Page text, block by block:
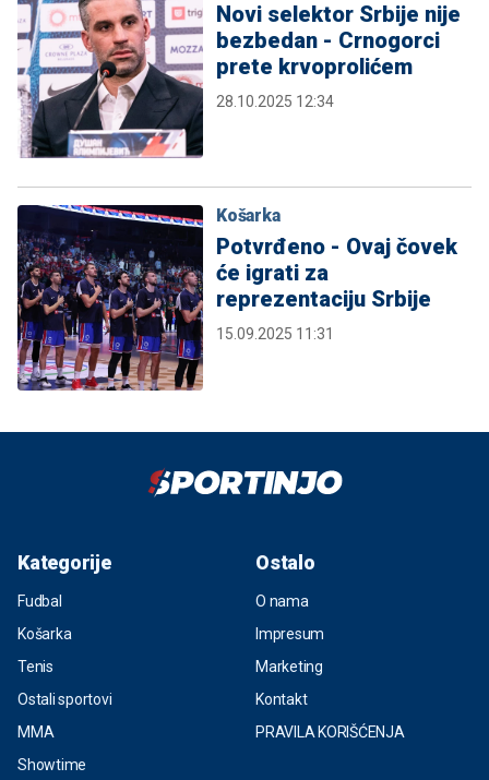
Novi selektor Srbije nije
bezbedan - Crnogorci
prete krvoprolićem
28.10.2025 12:34
Košarka
Potvrđeno - Ovaj čovek
će igrati za
reprezentaciju Srbije
15.09.2025 11:31
Kategorije
Fudbal
Košarka
Tenis
Ostali sportovi
MMA
Showtime
Ostalo
O nama
Impresum
Marketing
Kontakt
PRAVILA KORIŠĆENJA